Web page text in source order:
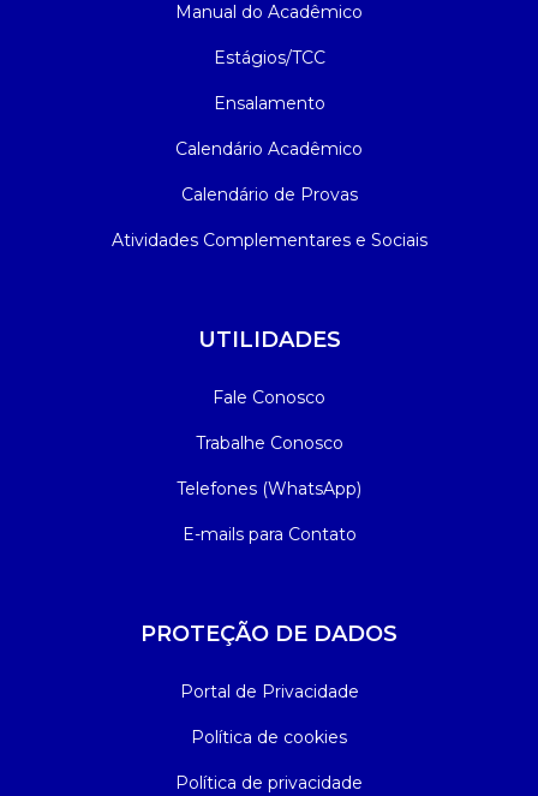
Manual do Acadêmico
Estágios/TCC
Ensalamento
Calendário Acadêmico
Calendário de Provas
Atividades Complementares e Sociais
UTILIDADES
Fale Conosco
Trabalhe Conosco
Telefones (WhatsApp)
E-mails para Contato
PROTEÇÃO DE DADOS
Portal de Privacidade
Política de cookies
Política de privacidade